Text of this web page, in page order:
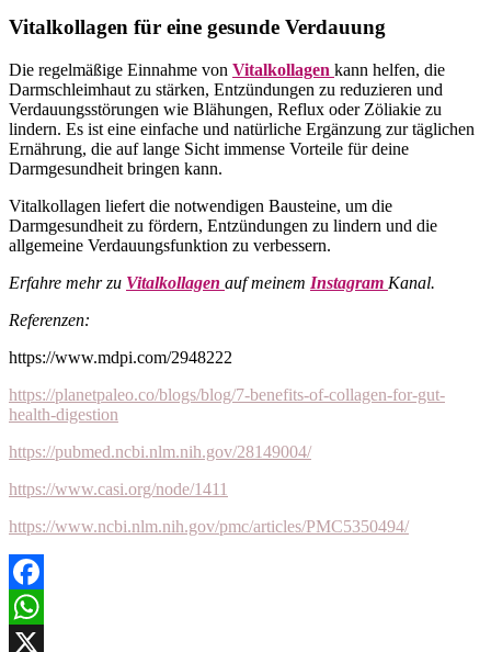
Vitalkollagen für eine gesunde Verdauung
Die regelmäßige Einnahme von Vitalkollagen kann helfen, die
Darmschleimhaut zu stärken, Entzündungen zu reduzieren und
Verdauungsstörungen wie Blähungen, Reflux oder Zöliakie zu
lindern. Es ist eine einfache und natürliche Ergänzung zur täglichen
Ernährung, die auf lange Sicht immense Vorteile für deine
Darmgesundheit bringen kann.
Vitalkollagen liefert die notwendigen Bausteine, um die
Darmgesundheit zu fördern, Entzündungen zu lindern und die
allgemeine Verdauungsfunktion zu verbessern.
Erfahre mehr zu Vitalkollagen auf meinem Instagram Kanal.
Referenzen:
https://www.mdpi.com/2948222
https://planetpaleo.co/blogs/blog/7-benefits-of-collagen-for-gut-
health-digestion
https://pubmed.ncbi.nlm.nih.gov/28149004/
https://www.casi.org/node/1411
https://www.ncbi.nlm.nih.gov/pmc/articles/PMC5350494/
Facebook
WhatsApp